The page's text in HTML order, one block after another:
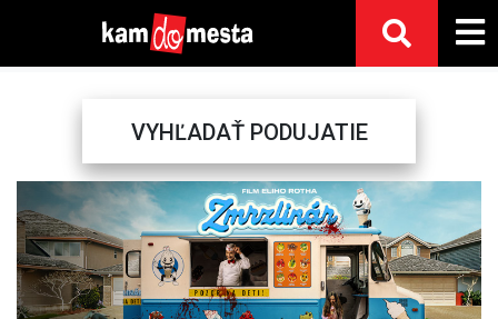
VYHĽADAŤ PODUJATIE
Previous Next